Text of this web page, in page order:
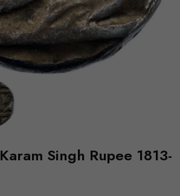
Singh Rupee 1813-